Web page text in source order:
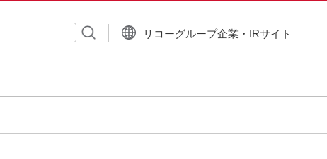
入力
リコーグループ企業・IRサイト